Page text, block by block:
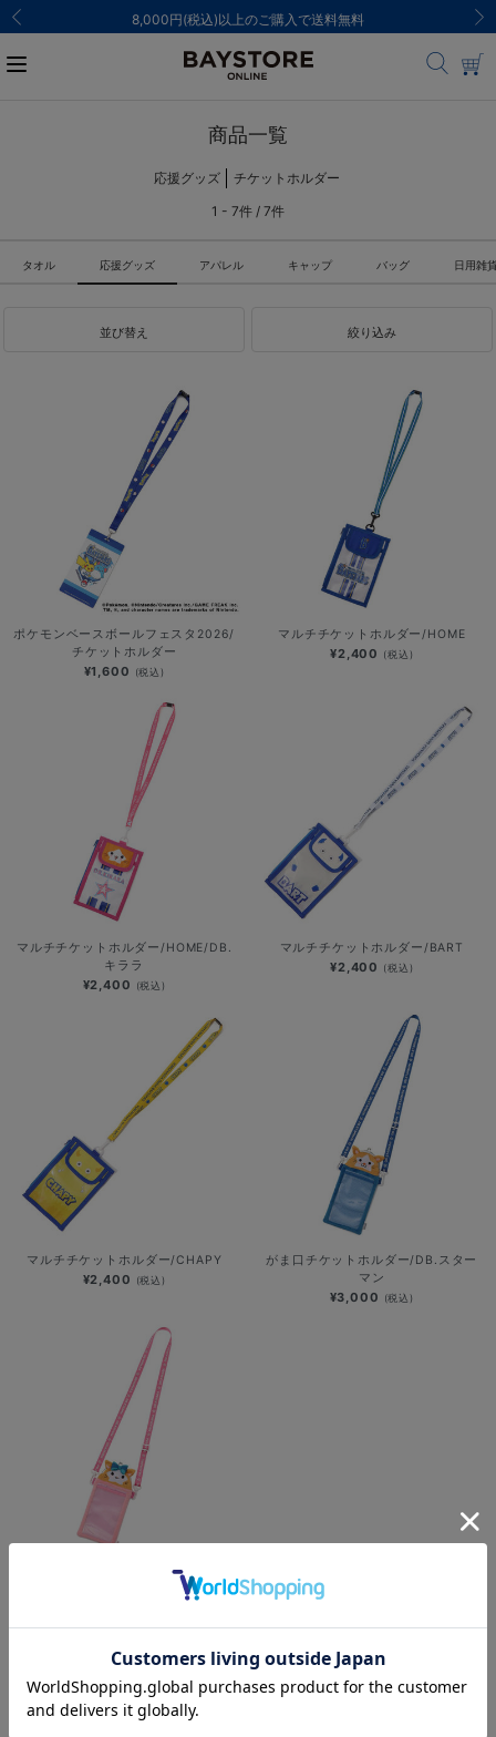
8,000円(税込)以上のご購入で送料無料
商品一覧
応援グッズ
チケットホルダー
1 - 7件 / 7件
タオル 応援グッズ アパレル キャップ バッグ 日用雑
並び替え 絞り込み
ポケモンベースボールフェスタ2026/
チケットホルダー
¥1,600 (税込)
マルチチケットホルダー/HOME
¥2,400 (税込)
マルチチケットホルダー/HOME/DB.
キララ
¥2,400 (税込)
マルチチケットホルダー/BART
¥2,400 (税込)
マルチチケットホルダー/CHAPY
¥2,400 (税込)
がま口チケットホルダー/DB.スター
マン
¥3,000 (税込)
がま口チケットホルダー/DB.キララ
1